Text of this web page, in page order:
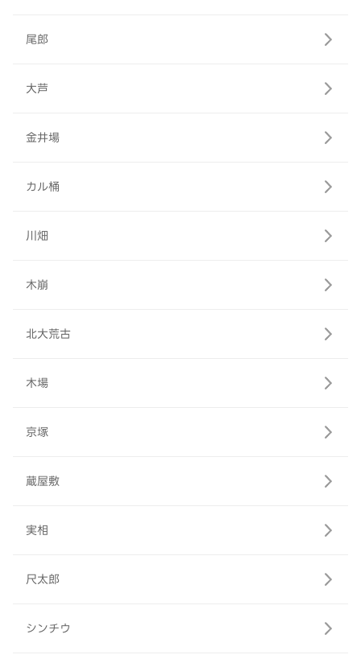
尾郎
大芦
金井場
カル桶
川畑
木崩
北大荒古
木場
京塚
蔵屋敷
実相
尺太郎
シンチウ